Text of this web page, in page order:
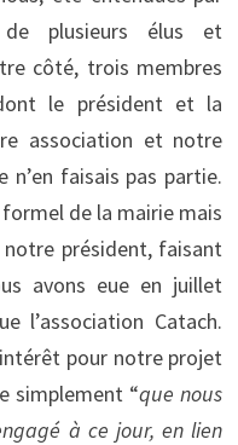
de plusieurs élus et
côté, trois membres
le président et la
association et notre
faisais pas partie.
formel de la mairie mais
président, faisant
avons eue en juillet
l’association Catach.
pour notre projet
simplement “que nous
à ce jour, en lien